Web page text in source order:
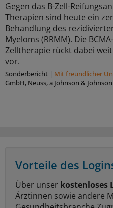
Gegen das B-Zell-
Therapien sind heute ein
Behandlung des
Myeloms (RRMM). Die
Zelltherapie rückt dabei
vor.
Sonderbericht | Mit freundlicher
GmbH, Neuss, a Johnson &
Vorteile des
Über unser kostenloses
Ärztinnen sowie andere